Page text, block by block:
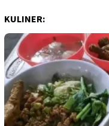
KULINER: